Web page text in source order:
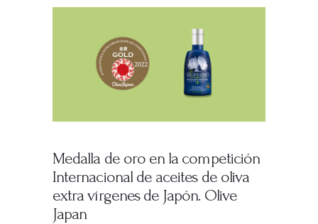
Medalla de oro en la competición
Internacional de aceites de oliva
extra vírgenes de Japón. Olive
Japan